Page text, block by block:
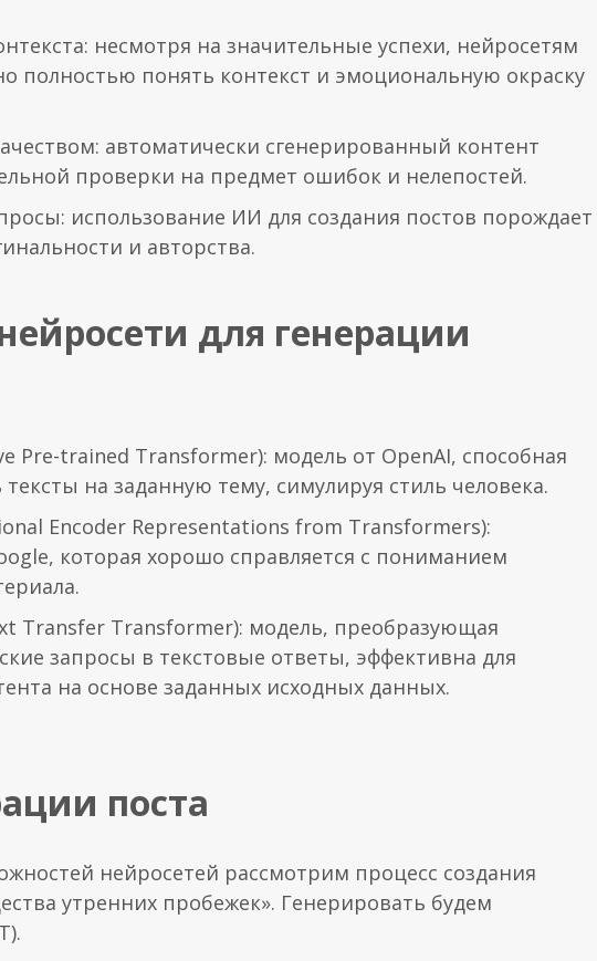
несмотря на значительные успехи, нейросетям
полностью понять контекст и эмоциональную окраску
автоматически сгенерированный контент
проверки на предмет ошибок и нелепостей.
использование ИИ для создания постов порождает
и авторства.
для генерации
Pre-trained Transformer): модель от OpenAI, способная
тексты на заданную тему, симулируя стиль человека.
Encoder Representations from Transformers):
которая хорошо справляется с пониманием
Transfer Transformer): модель, преобразующая
запросы в текстовые ответы, эффективна для
на основе заданных исходных данных.
поста
нейросетей рассмотрим процесс создания
утренних пробежек». Генерировать будем